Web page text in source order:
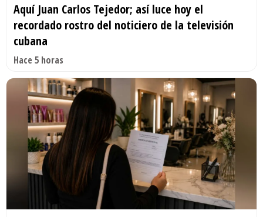
Aquí Juan Carlos Tejedor; así luce hoy el
recordado rostro del noticiero de la televisión
cubana
Hace 5 horas